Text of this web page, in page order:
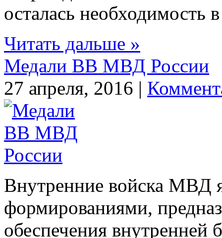
осталась необходимость
Читать дальше »
Медали ВВ МВД России
27 апреля, 2016 |
Внутренние войска МВД
формированиями,
обеспечения внутренней